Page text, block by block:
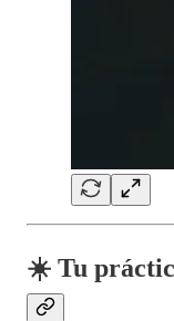
☀️ Tu